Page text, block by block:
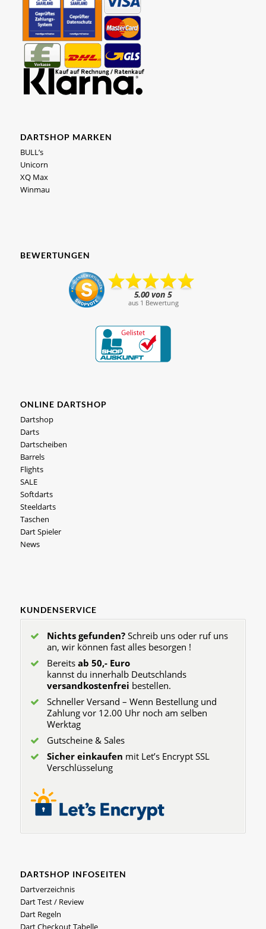
DARTSHOP MARKEN
BULL’s
Unicorn
XQ Max
Winmau
BEWERTUNGEN
ONLINE DARTSHOP
Dartshop
Darts
Dartscheiben
Barrels
Flights
SALE
Softdarts
Steeldarts
Taschen
Dart Spieler
News
KUNDENSERVICE
Nichts gefunden?Schreib uns oder ruf uns
an, wir können fast alles besorgen !
Bereits ab 50,- Euro
kannst du innerhalb Deutschlands
versandkostenfrei bestellen.
Schneller Versand – Wenn Bestellung und
Zahlung vor 12.00 Uhr noch am selben
Werktag
Gutscheine & Sales
Sicher einkaufen mit Let’s Encrypt SSL
Verschlüsselung
DARTSHOP INFOSEITEN
Dartverzeichnis
Dart Test / Review
Dart Regeln
Dart Checkout Tabelle